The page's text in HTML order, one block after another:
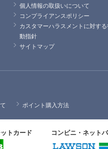
個人情報の取扱いについて
コンプライアンスポリシー
カスタマーハラスメントに対す
動指針
サイトマップ
ポイント購入方法
トカード コンビニ・ネット